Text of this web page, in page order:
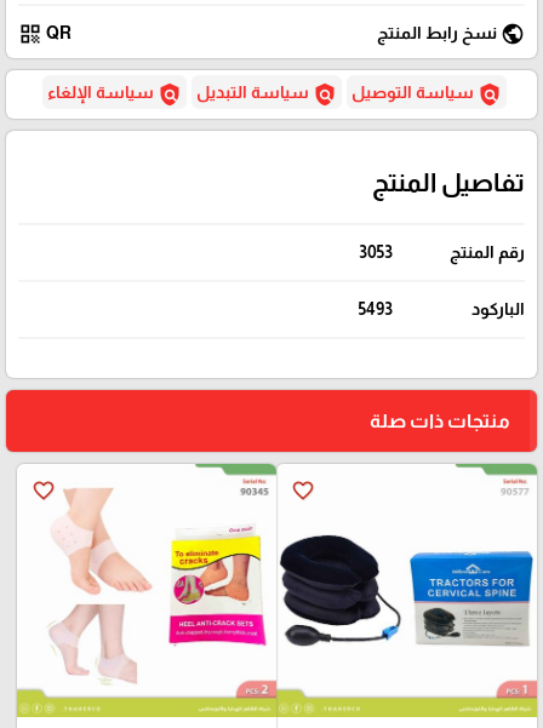
public نسخ رابط المنتج QR
qr_code
policy سياسة التوصيل policy سياسة التبديل policy سياسة الإلغاء
تفاصيل المنتج
رقم المنتج 3053
الباركود 5493
منتجات ذات صلة
favorite_border
favorite_border